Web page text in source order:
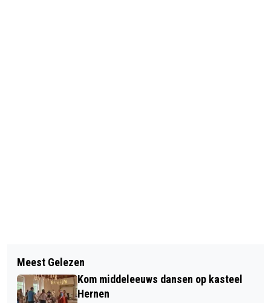
DUURZAAM WOONCONCEPT IN
GELDERLAND BIEDT KANS OP
BETAALBARE WONING
NIJMEEGSE RAADSLEDEN
ORGANISEREN OMSTANDERS
Meest Gelezen
Kom middeleeuws dansen op kasteel
Hernen